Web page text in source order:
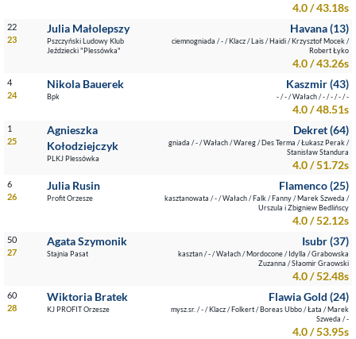
4.0 / 43.18s
22
23
Julia Małolepszy
Pszczyński Ludowy Klub
Jeździecki "Plessówka"
Havana (13)
ciemnogniada / - / Klacz / Lais / Haidi / Krzysztof Mocek /
Robert Łyko
4.0 / 43.26s
4
24
Nikola Bauerek
Bpk
Kaszmir (43)
- / - / Wałach / - / - / - / -
4.0 / 48.51s
1
25
Agnieszka
Kołodziejczyk
PLKJ Plessówka
Dekret (64)
gniada / - / Wałach / Wareg / Des Terma / Łukasz Perak /
Stanisław Standura
4.0 / 51.72s
6
26
Julia Rusin
Profit Orzesze
Flamenco (25)
kasztanowata / - / Wałach / Falk / Fanny / Marek Szweda /
Urszula i Zbigniew Bedlińscy
4.0 / 52.12s
50
27
Agata Szymonik
Stajnia Pasat
Isubr (37)
kasztan / - / Wałach / Mordocone / Idylla / Grabowska
Zuzanna / Słaomir Graowski
4.0 / 52.48s
60
28
Wiktoria Bratek
KJ PROFIT Orzesze
Flawia Gold (24)
mysz.sr. / - / Klacz / Folkert / Boreas Ubbo / Łata / Marek
Szweda / -
4.0 / 53.95s